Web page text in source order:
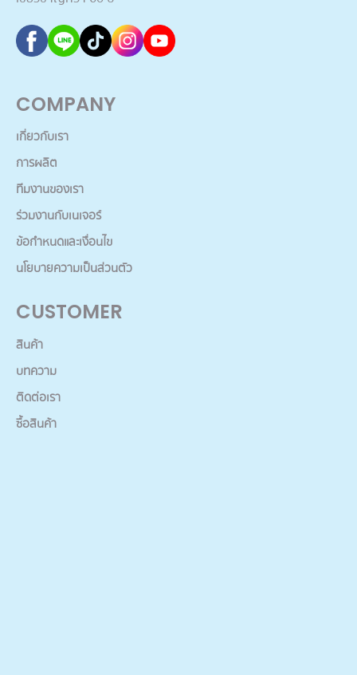
COMPANY
เกี่ยวกับเรา
การผลิต
ทีมงานของเรา
ร่วมงานกับเนเจอร์
ข้อกำหนดและเงื่อนไข
นโยบายความเป็นส่วนตัว
CUSTOMER
สินค้า
บทความ
ติดต่อเรา
ซื้อสินค้า